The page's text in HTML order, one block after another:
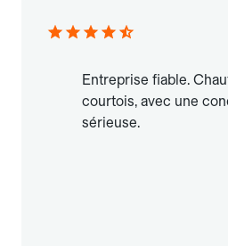
Entreprise fiable.
courtois, avec une
sérieuse.